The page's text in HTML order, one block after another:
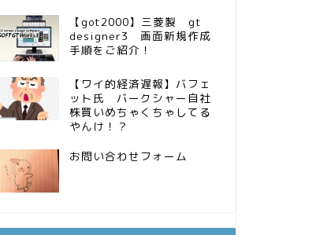
【got2000】三菱製 gt
designer3 画面新規作成
手順をご紹介！
【ワイ的経済遅報】バフェ
ット氏 バークシャー自社
株買いめちゃくちゃしてる
やんけ！？
お問い合わせフォーム